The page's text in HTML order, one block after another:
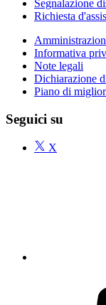
Segnalazione
Richiesta
Informativa
Note legali
Dichiarazione
Piano di
Seguici su
X